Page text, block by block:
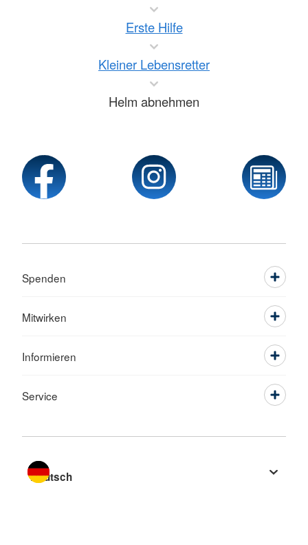
Erste Hilfe
Kleiner Lebensretter
Helm abnehmen
Spenden
Mitwirken
Informieren
Service
Sprache wechseln zu